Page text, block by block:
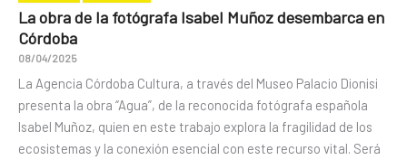
La obra de la fotógrafa Isabel Muñoz desembarca en
Córdoba
08/04/2025
La Agencia Córdoba Cultura, a través del Museo Palacio Dionisi
presenta la obra “Agua”, de la reconocida fotógrafa española
Isabel Muñoz, quien en este trabajo explora la fragilidad de los
ecosistemas y la conexión esencial con este recurso vital. Será